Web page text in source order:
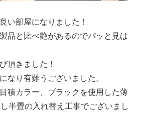
い部屋になりました！
品と比べ艶があるのでパッと見は
頂きました！
なり有難うございました。
積カラー、ブラックを使用した薄
半畳の入れ替え工事でございまし